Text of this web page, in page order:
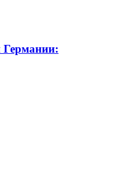
Германии: